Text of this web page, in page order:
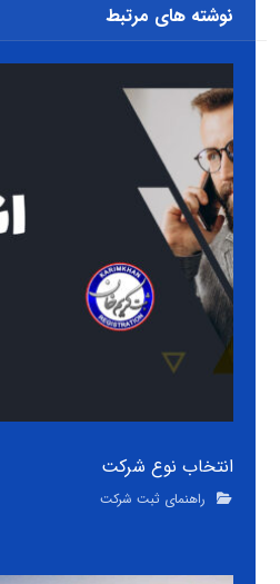
نوشته های مرتبط
انتخاب نوع شرکت
راهنمای ثبت شرکت